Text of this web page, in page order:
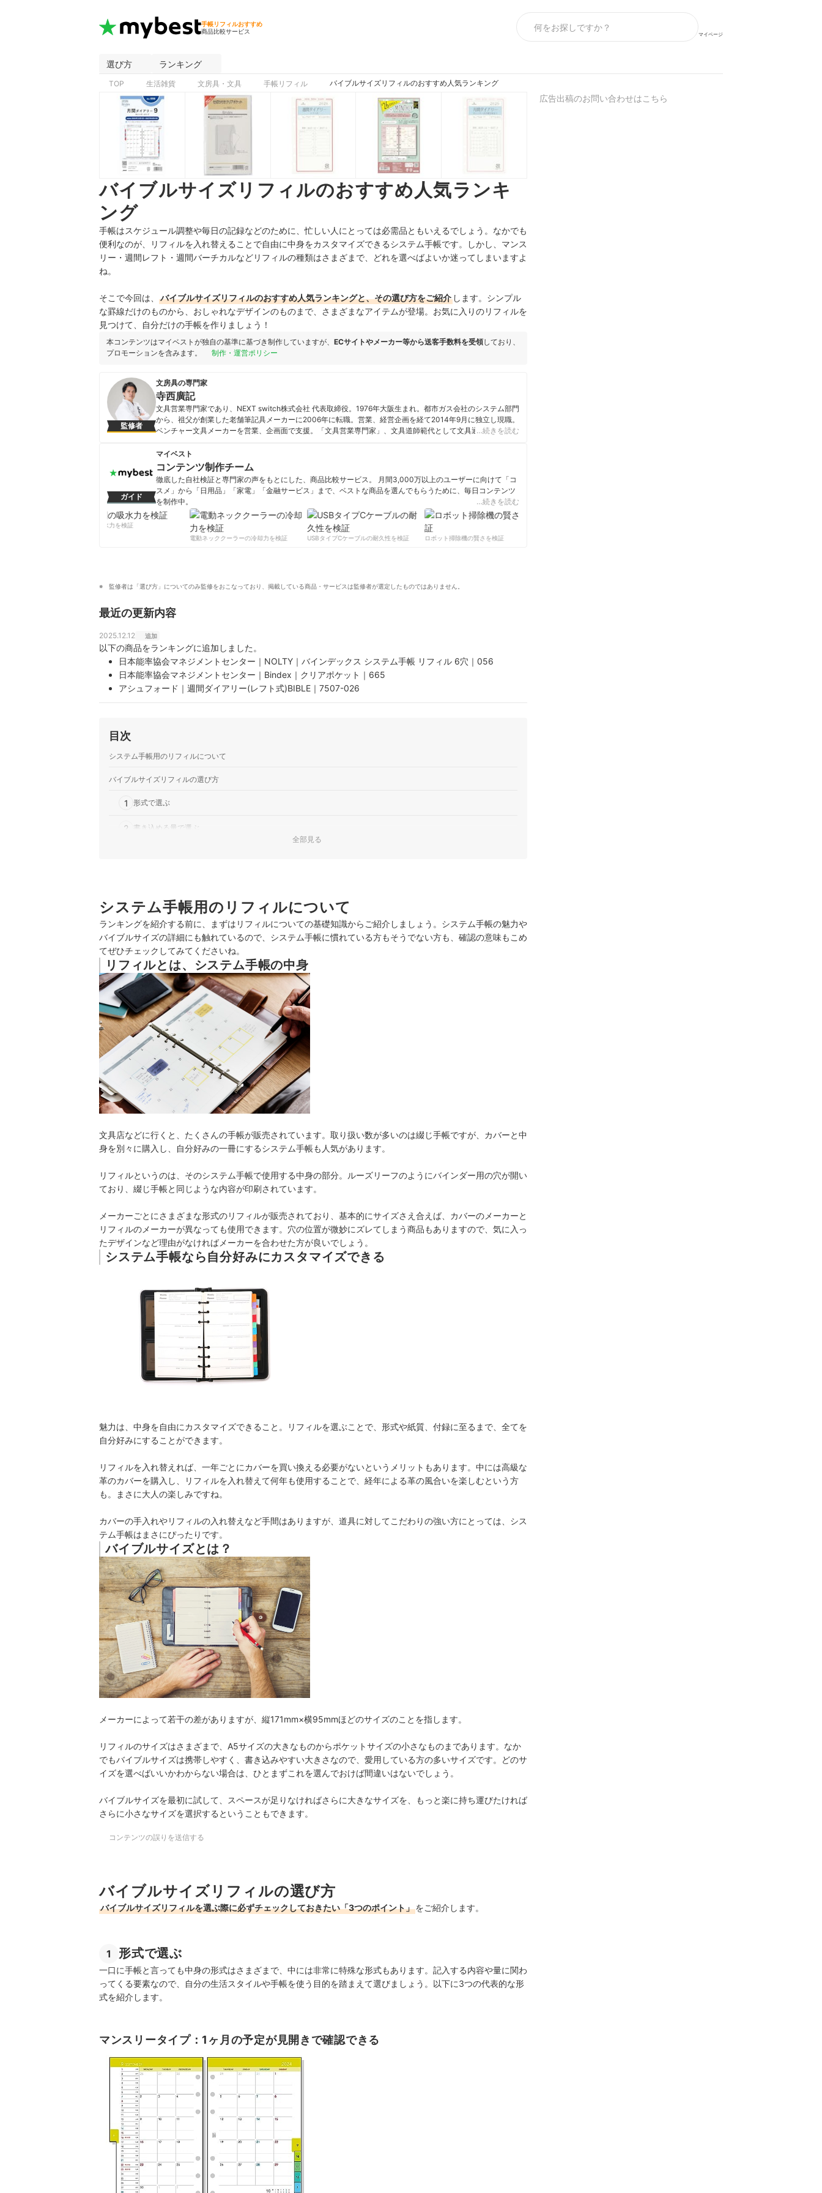
手帳リフィルおすすめ
商品比較サービス
マイページ
選び方 ランキング
TOP 生活雑貨 文房具・文具 手帳リフィル バイブルサイズリフィルのおすすめ人気ランキング
バイブルサイズリフィルのおすすめ人気ランキ
ング
手帳はスケジュール調整や毎日の記録などのために、忙しい人にとっては必需品ともいえるでしょう。なかでも
便利なのが、リフィルを入れ替えることで自由に中身をカスタマイズできるシステム手帳です。しかし、マンス
リー・週間レフト・週間バーチカルなどリフィルの種類はさまざまで、どれを選べばよいか迷ってしまいますよ
ね。
そこで今回は、 バイブルサイズリフィルのおすすめ人気ランキングと、その選び方をご紹介 します。シンプル
な罫線だけのものから、おしゃれなデザインのものまで、さまざまなアイテムが登場。お気に入りのリフィルを
見つけて、自分だけの手帳を作りましょう！
本コンテンツはマイベストが独自の基準に基づき制作していますが、 ECサイトやメーカー等から送客手数料を受領しており、
プロモーションを含みます。
制作・運営ポリシー
監修者
文房具の専門家
寺西廣記
文具営業専門家であり、NEXT switch株式会社 代表取締役。1976年大阪生まれ。都市ガス会社のシステム部門
から、祖父が創業した老舗筆記具メーカーに2006年に転職。営業、経営企画を経て2014年9月に独立し現職。
ベンチャー文具メーカーを営業、企画面で支援。「文具営業専門家」、文具道師範代として文具通販「文具
営学修士)。
寺西廣記のプロフィール
…続きを読む
ガイド
マイベスト
コンテンツ制作チーム
徹底した自社検証と専門家の声をもとにした、商品比較サービス。 月間3,000万以上のユーザーに向けて「コ
スメ」から「日用品」「家電」「金融サービス」まで、ベストな商品を選んでもらうために、毎日コンテンツ
を制作中。
コンテンツ制作チームのプロフィール
…続きを読む
柔軟剤の吸水力を検証
電動ネッククーラーの冷却力を検証
USBタイプCケーブルの耐久性を検証 ロボット掃除機の賢さを検証
監修者は「選び方」についてのみ監修をおこなっており、掲載している商品・サービスは監修者が選定したものではありません。
最近の更新内容
2025.12.12 追加
以下の商品をランキングに追加しました。
日本能率協会マネジメントセンター｜NOLTY｜バインデックス システム手帳 リフィル 6穴｜056
日本能率協会マネジメントセンター｜Bindex｜クリアポケット｜665
アシュフォード｜週間ダイアリー(レフト式)BIBLE｜7507-026
レイメイ藤井｜decona｜リフィル 2026 バイブルサイズ｜HWR26004
アシュフォード｜月間ダイアリー カレンダー式 システム手帳リフィル｜7502-026
アシュフォード｜週間ダイアリー タイムウィークリー式 システム手帳リフィル｜7509-026
マルマン｜データプラン｜リフィル 2026 バイブル｜DP177-26
レイメイ藤井｜ダヴィンチ｜リフィル 2026 バイブルサイズ 月間3｜DR2620
アシュフォード｜バイブルサイズ 週間ダイアリー 見開き2週間式｜0219-026
日本能率協会マネジメントセンター｜Bindex｜リフィル 方眼メモ バイブル｜453
アシュフォード｜バイブルサイズ 月間ダイアリー カレンダー式｜0215-026
アシュフォード｜バイブルサイズ 年間スケジュール リフィル｜0211-026
アシュフォード｜バイブルサイズ ファイルケース｜0385-100
レイメイ藤井｜ダヴィンチ｜フリーウィークリーブロックスケジュール｜DR1229
ライツ｜手帳リフィル バイブルサイズ ドット方眼 4冊セット
アシュフォード｜バイブル プロテクター｜0345-100
ライツ｜WBway 手帳リフィル
レイメイ藤井｜ダヴィンチ｜竹紙 ドット方眼ノート｜DR4407
レイメイ藤井｜ダヴィンチ｜イヤープランニング｜DR2627
アシュフォード｜バイブル ファスナーホルダー｜0313-100
アシュフォード｜バイブルサイズ プロテクター ダブル｜0386-100
レイメイ藤井｜111徳用リフィル｜DR4011
LoveLeaf｜リフィル 2026年 バイブル マンスリー｜SDBB002
アシュフォード｜バイブルサイズ 週間ダイアリー セパレイト式｜0220-026
レイメイ藤井｜ダヴィンチ｜バイブルサイズ 月間2｜DR2619
日本能率協会マネジメントセンター｜Bindex｜ケイページ100枚入り｜451
アシュフォード｜メモリーフ 6mm罫 ローズゴールド｜7660-100
日本能率協会マネジメントセンター｜Bindex｜マネー バイブルサイズ｜448
レイメイ藤井｜ダヴィンチ｜バイブルサイズ 週間5｜DR2615
アシュフォード｜週間ダイアリー セパレイト式｜7505-026
アシュフォード｜バイブルサイズ ドットリーフ｜7647-100
伊東屋タイムバリュー｜バイブルサイズ リーガルパッドリフィル｜LBR171
アシュフォード｜バイブルサイズ 月間ダイアリー｜0209-026
デザインフィル｜Knox｜システム手帳リフィル｜521-525
アシュフォード｜メモリーフ
日本能率協会マネジメントセンター｜Bindex｜バイブル ウィークリー バーチカルタイプ｜015
目次
システム手帳用のリフィルについて
バイブルサイズリフィルの選び方
1 形式で選ぶ
2 書き込める量で選ぶ
バイブルサイズリフィルの売れ筋ランキングもチェック！
全部見る
システム手帳用のリフィルについて
ランキングを紹介する前に、まずはリフィルについての基礎知識からご紹介しましょう。システム手帳の魅力や
バイブルサイズの詳細にも触れているので、システム手帳に慣れている方もそうでない方も、確認の意味もこめ
てぜひチェックしてみてくださいね。
リフィルとは、システム手帳の中身
文具店などに行くと、たくさんの手帳が販売されています。取り扱い数が多いのは綴じ手帳ですが、カバーと中
身を別々に購入し、自分好みの一冊にするシステム手帳も人気があります。
リフィルというのは、そのシステム手帳で使用する中身の部分。ルーズリーフのようにバインダー用の穴が開い
ており、綴じ手帳と同じような内容が印刷されています。
メーカーごとにさまざまな形式のリフィルが販売されており、基本的にサイズさえ合えば、カバーのメーカーと
リフィルのメーカーが異なっても使用できます。穴の位置が微妙にズレてしまう商品もありますので、気に入っ
たデザインなど理由がなければメーカーを合わせた方が良いでしょう。
システム手帳なら自分好みにカスタマイズできる
魅力は、中身を自由にカスタマイズできること。リフィルを選ぶことで、形式や紙質、付録に至るまで、全てを
自分好みにすることができます。
リフィルを入れ替えれば、一年ごとにカバーを買い換える必要がないというメリットもあります。中には高級な
革のカバーを購入し、リフィルを入れ替えて何年も使用することで、経年による革の風合いを楽しむという方
も。まさに大人の楽しみですね。
カバーの手入れやリフィルの入れ替えなど手間はありますが、道具に対してこだわりの強い方にとっては、シス
テム手帳はまさにぴったりです。
バイブルサイズとは？
メーカーによって若干の差がありますが、縦171mm×横95mmほどのサイズのことを指します。
リフィルのサイズはさまざまで、A5サイズの大きなものからポケットサイズの小さなものまであります。なか
でもバイブルサイズは携帯しやすく、書き込みやすい大きさなので、愛用している方の多いサイズです。どのサ
イズを選べばいいかわからない場合は、ひとまずこれを選んでおけば間違いはないでしょう。
バイブルサイズを最初に試して、スペースが足りなければさらに大きなサイズを、もっと楽に持ち運びたければ
さらに小さなサイズを選択するということもできます。
コンテンツの誤りを送信する
バイブルサイズリフィルの選び方
バイブルサイズリフィルを選ぶ際に必ずチェックしておきたい「3つのポイント」をご紹介します。
1 形式で選ぶ
一口に手帳と言っても中身の形式はさまざまで、中には非常に特殊な形式もあります。記入する内容や量に関わ
ってくる要素なので、自分の生活スタイルや手帳を使う目的を踏まえて選びましょう。以下に3つの代表的な形
式を紹介します。
マンスリータイプ：1ヶ月の予定が見開きで確認できる
広告出稿のお問い合わせはこちら